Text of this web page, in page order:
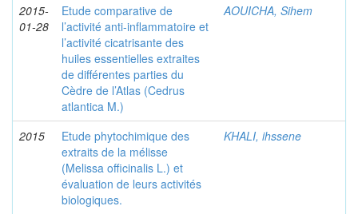
2015-
01-28
Etude comparative de
l’activité anti-inflammatoire et
l’activité cicatrisante des
huiles essentielles extraites
de différentes parties du
Cèdre de l’Atlas (Cedrus
atlantica M.)
AOUICHA, Sihem
2015
Etude phytochimique des
extraits de la mélisse
(Melissa officinalis L.) et
évaluation de leurs activités
biologiques.
KHALI, ihssene